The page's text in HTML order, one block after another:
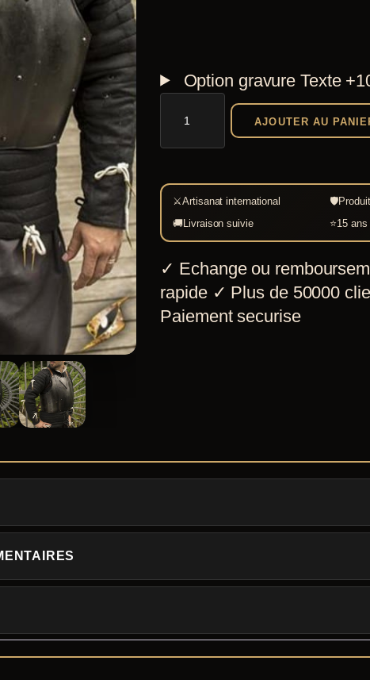
Option gravure Texte
Cuirasse
Epic
Black
AJOUTER AU
⚔Artisanat international 🛡
🚚Livraison suivie ⭐15 ans
✓ Echange ou
rapide ✓ Plus de 50000
Paiement securise